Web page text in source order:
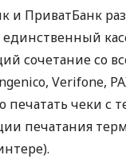
и ПриватБанк
сочетание со
Verifone,
печатать чеки с
печатания